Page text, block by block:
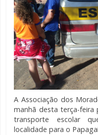
A Associação dos
manhã desta terça-
transporte escolar
localidade para o